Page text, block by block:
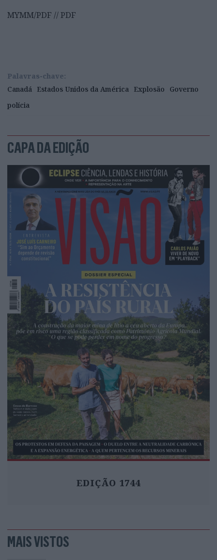
MYMM/PDF // PDF
Palavras-chave:
Canadá Estados Unidos da América Explosão
Governo
polícia
CAPA DA EDIÇÃO
EDIÇÃO 1744
MAIS VISTOS